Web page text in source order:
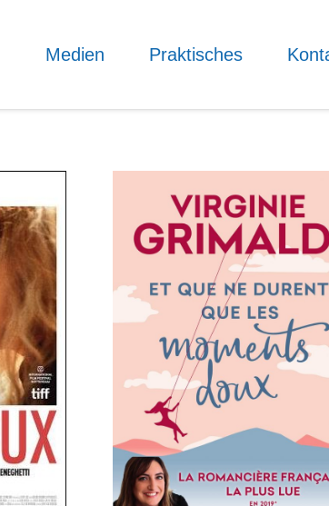
Medien Praktisches